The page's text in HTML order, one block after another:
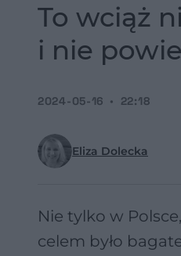
To wciąż
i nie
Eliza Dolecka
2024-05-16 22:18
Nie tylko w
celem było